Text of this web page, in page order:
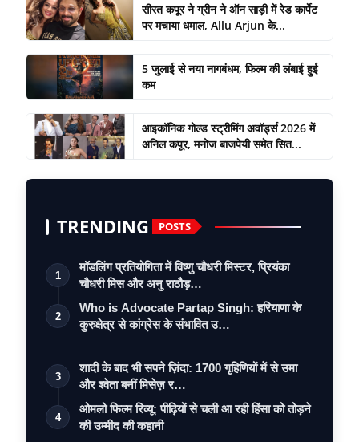
सीरत कपूर ने ग्रीन ने ऑन साड़ी में रेड कार्पेट
पर मचाया धमाल, Allu Arjun के...
5 जुलाई से नया नागबंधम, फिल्म की लंबाई हुई
कम
आइकॉनिक गोल्ड स्ट्रीमिंग अवॉर्ड्स 2026 में
अनिल कपूर, मनोज बाजपेयी समेत सित...
TRENDING POSTS
1
मॉडलिंग प्रतियोगिता में विष्णु चौधरी मिस्टर, प्रियंका
चौधरी मिस और अनु राठौड़…
2
Who is Advocate Partap Singh: हरियाणा के
कुरुक्षेत्र से कांग्रेस के संभावित उ…
3
शादी के बाद भी सपने ज़िंदा: 1700 गृहिणियों में से उमा
और श्वेता बनीं मिसेज़ र…
4
ओमलो फिल्म रिव्यू: पीढ़ियों से चली आ रही हिंसा को तोड़ने
की उम्मीद की कहानी